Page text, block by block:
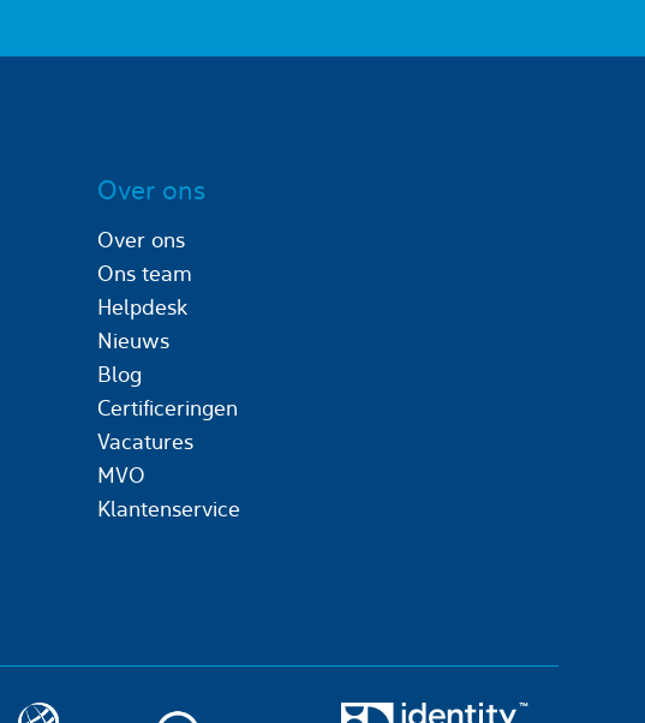
Over ons
Over ons
Ons team
Helpdesk
Nieuws
Blog
Certificeringen
Vacatures
MVO
Klantenservice